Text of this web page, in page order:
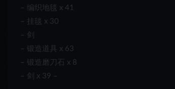
– 编织地毯 x 41
– 挂毯 x 30
– 剑
– 锻造道具 x 63
– 锻造磨刀石 x 8
– 剑 x 39 –